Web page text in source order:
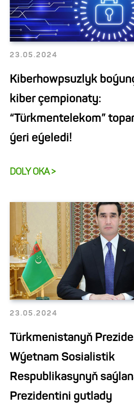
23.05.2024
Kiberhowpsuzlyk
kiber çempionaty:
“Türkmentelekom”
ýeri eýeledi!
DOLY OKA >
23.05.2024
Türkmenistanyň
Wýetnam Sosialistik
Respublikasynyň
Prezidentini gutlady